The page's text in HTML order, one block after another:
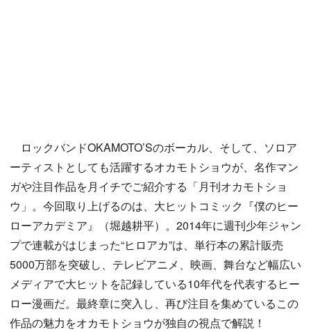
ロックバンドOKAMOTO’Sのボーカル、そして、ソロア
ーティストとしても活躍するオカモトショウが、名作マン
ガや注目作品を月イチでご紹介する「月刊オカモトショ
ウ」。今回取り上げるのは、大ヒットコミック『僕のヒー
ローアカデミア』（堀越耕平）。2014年に週刊少年ジャン
プで連載がはじまった“ヒロアカ”は、単行本の累計販売
5000万部を突破し、テレビアニメ、映画、舞台など幅広い
メディアで大ヒットを記録している10年代を代表するヒー
ロー漫画だ。最終章に突入し、再び注目を集めているこの
作品の魅力をオカモトショウが独自の視点で解説！